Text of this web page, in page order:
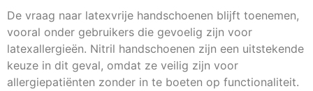
De vraag naar latexvrije handschoenen blijft toenemen,
vooral onder gebruikers die gevoelig zijn voor
latexallergieën. Nitril handschoenen zijn een uitstekende
keuze in dit geval, omdat ze veilig zijn voor
allergiepatiënten zonder in te boeten op functionaliteit.